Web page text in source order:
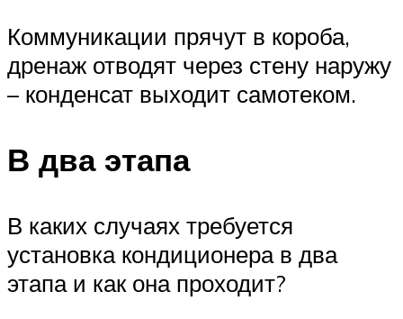
Коммуникации прячут в короба,
дренаж отводят через стену наружу
– конденсат выходит самотеком.
В два этапа
В каких случаях требуется
установка кондиционера в два
этапа и как она проходит?